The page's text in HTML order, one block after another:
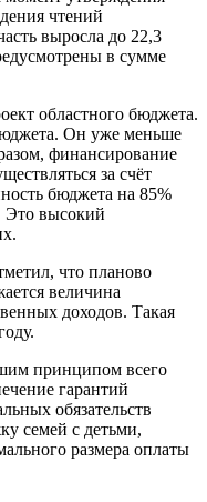
чтений
выросла до 22,3
в сумме
областного бюджета.
Он уже меньше
финансирование
за счёт
бюджета на 85%
Это высокий
что планово
величина
доходов. Такая
принципом всего
гарантий
обязательств
семей с детьми,
размера оплаты